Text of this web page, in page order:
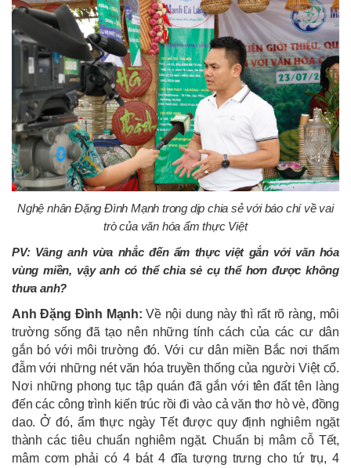
Nghệ nhân Đặng Đình Mạnh trong dịp chia sẻ với báo chí về vai
trò của văn hóa ẩm thực Việt
PV: Vâng anh vừa nhắc đến ẩm thực việt gắn với văn hóa
vùng miền, vậy anh có thể chia sẻ cụ thể hơn được không
thưa anh?
Anh Đặng Đình Mạnh:Về nội dung này thì rất rõ ràng, môi
trường sống đã tạo nên những tính cách của các cư dân
gắn bó với môi trường đó. Với cư dân miền Bắc nơi thấm
đẫm với những nét văn hóa truyền thống của người Việt cổ.
Nơi những phong tục tập quán đã gắn với tên đất tên làng
đến các công trình kiến trúc rồi đi vào cả văn thơ hò vè, đồng
dao. Ở đó, ẩm thực ngày Tết được quy định nghiêm ngặt
thành các tiêu chuẩn nghiêm ngặt. Chuẩn bị mâm cỗ Tết,
mâm cơm phải có 4 bát 4 đĩa tượng trưng cho tứ trụ, 4